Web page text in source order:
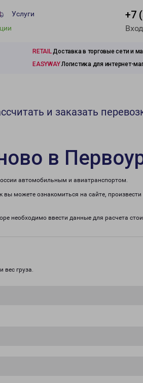
Услуги
+7
RETAILДоставка в торговые сети и
EASYWAYЛогистика для интернет-
и заказать
в
автомобильным и авиатранспортом.
можете ознакомиться на сайте,
необходимо ввести данные для расчета
вес груза.